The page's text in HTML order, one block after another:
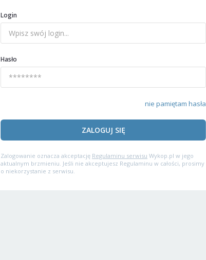
Login
Hasło
nie pamiętam hasła
ZALOGUJ SIĘ
Zalogowanie oznacza akceptację Regulaminu serwisu Wykop.pl w jego
aktualnym brzmieniu. Jeśli nie akceptujesz Regulaminu w całości, prosimy
o niekorzystanie z serwisu.